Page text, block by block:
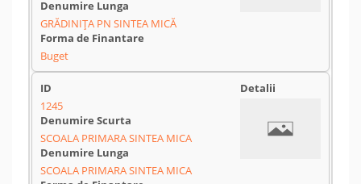
GRĂDINIŢA PN SINTEA MICĂ
Buget
1245
SCOALA PRIMARA SINTEA MICA
SCOALA PRIMARA SINTEA MICA